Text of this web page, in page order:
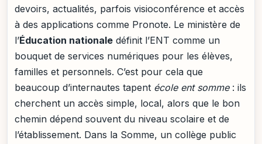
devoirs, actualités, parfois visioconférence et accès
à des applications comme Pronote. Le ministère de
l’Éducation nationale définit l’ENT comme un
bouquet de services numériques pour les élèves,
familles et personnels. C’est pour cela que
beaucoup d’internautes tapent école ent somme: ils
cherchent un accès simple, local, alors que le bon
chemin dépend souvent du niveau scolaire et de
l’établissement. Dans la Somme, un collège public